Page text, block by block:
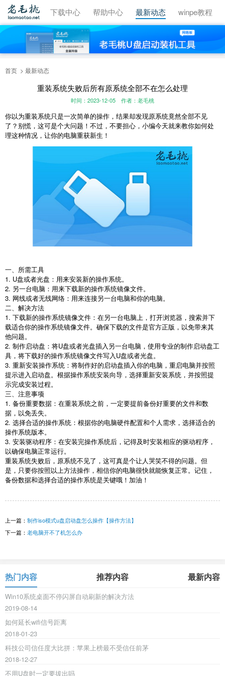
视频教程 下载中心 帮助中心 最新动态 winpe教程
首页 最新动态
重装系统失败后所有原系统全部不在怎么处理
时间：2023-12-05 作者：老毛桃
你以为重装系统只是一次简单的操作，结果却发现原系统竟然全部不见
了？别慌，这可是个大问题！不过，不要担心，小编今天就来教你如何处
理这种情况，让你的电脑重获新生！
一、所需工具
1. U盘或者光盘：用来安装新的操作系统。
2. 另一台电脑：用来下载新的操作系统镜像文件。
3. 网线或者无线网络：用来连接另一台电脑和你的电脑。
二、解决方法
1. 下载新的操作系统镜像文件：在另一台电脑上，打开浏览器，搜索并下
载适合你的操作系统镜像文件。确保下载的文件是官方正版，以免带来其
他问题。
2. 制作启动盘：将U盘或者光盘插入另一台电脑，使用专业的制作启动盘工
具，将下载好的操作系统镜像文件写入U盘或者光盘。
3. 重新安装操作系统：将制作好的启动盘插入你的电脑，重启电脑并按照
提示进入启动盘。根据操作系统安装向导，选择重新安装系统，并按照提
示完成安装过程。
三、注意事项
1. 备份重要数据：在重装系统之前，一定要提前备份好重要的文件和数
据，以免丢失。
2. 选择合适的操作系统：根据你的电脑硬件配置和个人需求，选择适合的
操作系统版本。
3. 安装驱动程序：在安装完操作系统后，记得及时安装相应的驱动程序，
以确保电脑正常运行。
重装系统失败后，原系统不见了，这可真是个让人哭笑不得的问题。但
是，只要你按照以上方法操作，相信你的电脑很快就能恢复正常。记住，
备份数据和选择合适的操作系统是关键哦！加油！
上一篇： 制作iso模式u盘启动盘怎么操作【操作方法】
下一篇： 老电脑开不了机怎么办
热门内容 推荐内容 最新内容
Win10系统桌面不停闪屏自动刷新的解决方法
2019-08-14
如何延长wifi信号距离
2018-01-23
科技公司信任度大比拼：苹果上榜最不受信任前茅
2018-12-27
不用U盘时一定要拔出吗